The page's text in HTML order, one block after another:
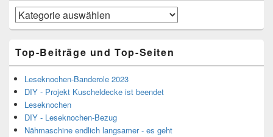
Kategorien
Top-Beiträge und Top-Seiten
Leseknochen-Banderole 2023
DIY - Projekt Kuscheldecke ist beendet
Leseknochen
DIY - Leseknochen-Bezug
Nähmaschine endlich langsamer - es geht